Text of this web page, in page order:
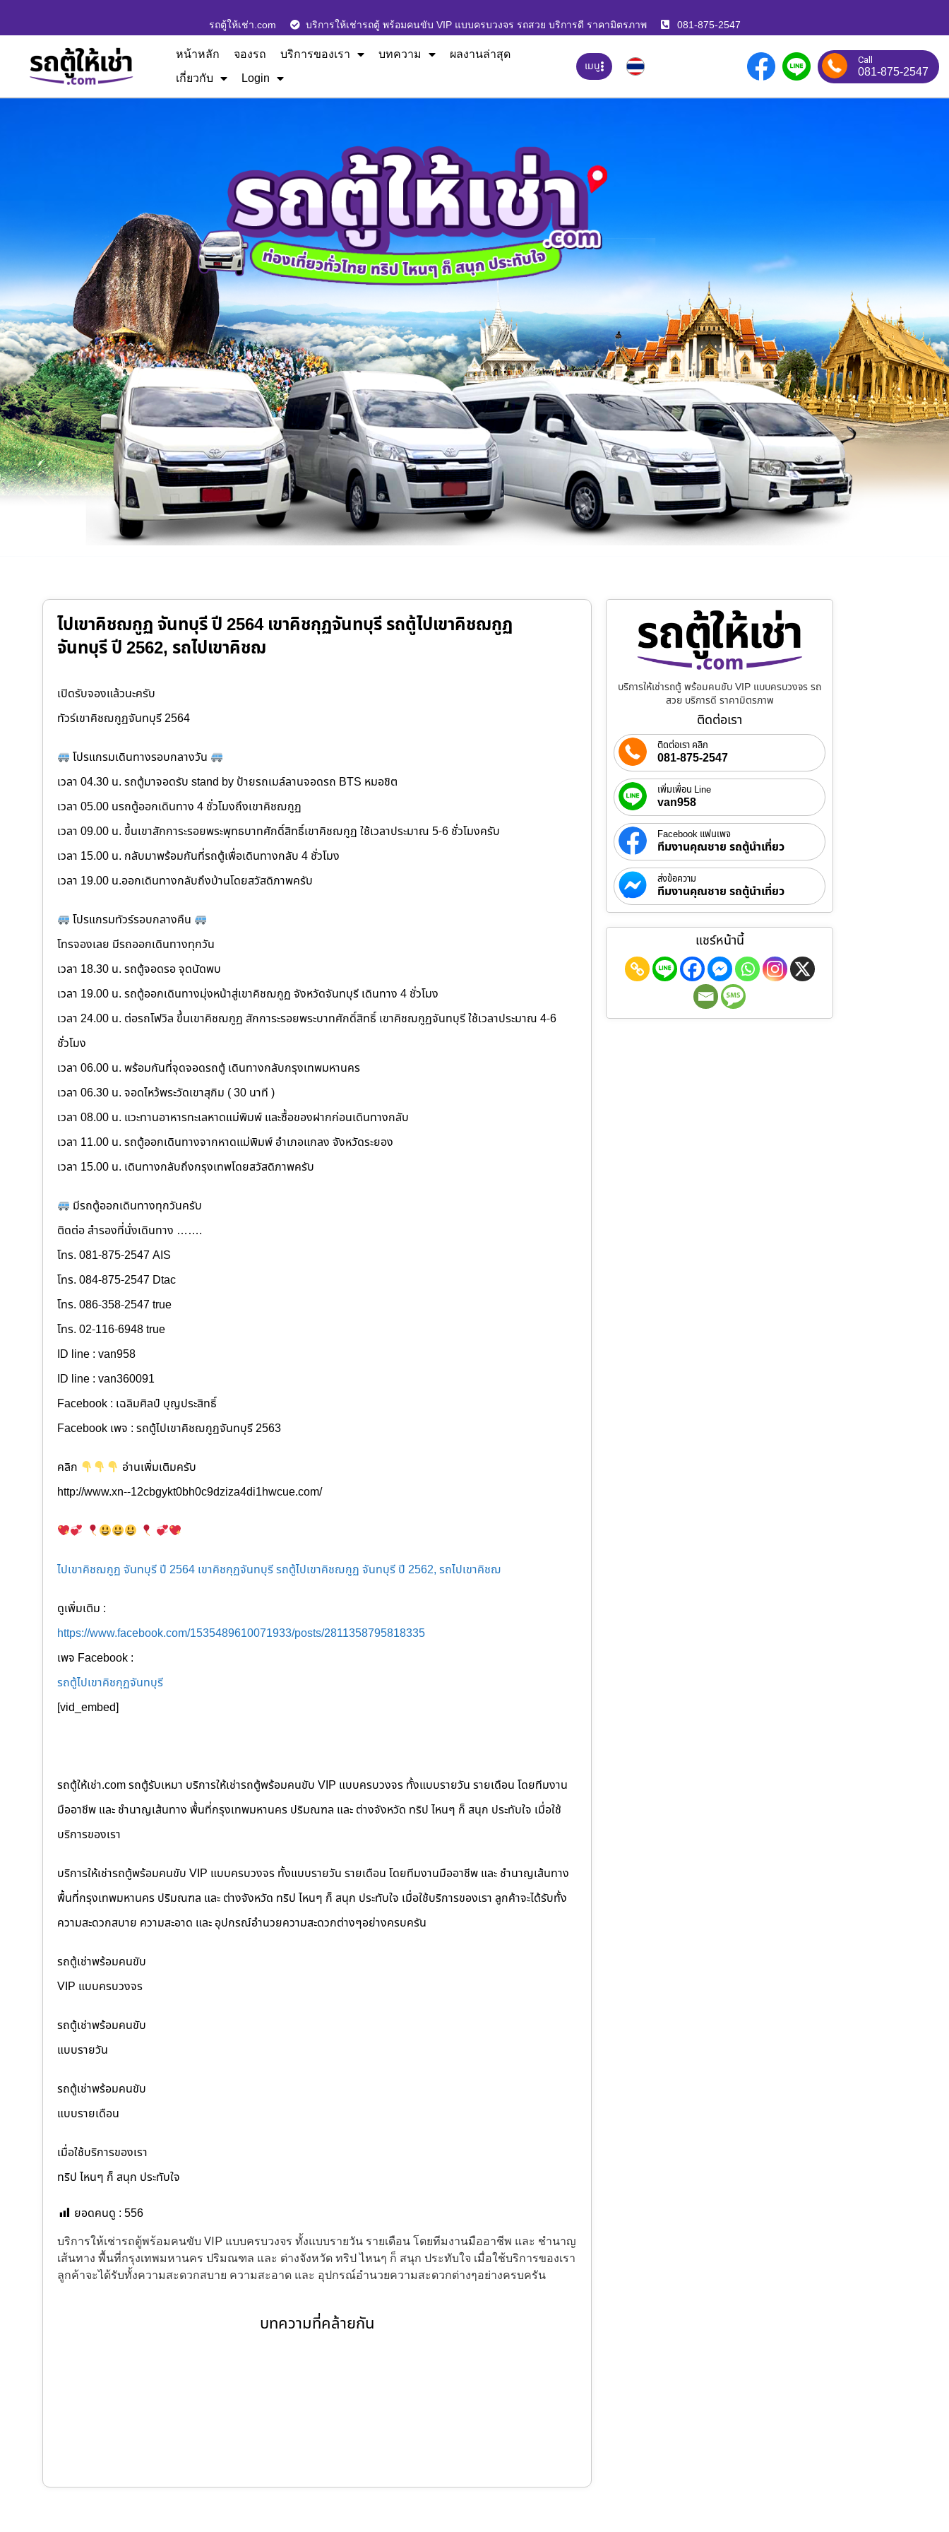
รถตู้ให้เช่า.com บริการให้เช่ารถตู้ พร้อมคนขับ VIP แบบครบวงจร รถสวย บริการดี ราคามิตรภาพ 081-875-2547
หน้าหลัก จองรถ บริการของเรา บทความ
ผลงานล่าสุด
เกี่ยวกับ
Login
เมนู Call
081-875-2547
ไปเขาคิชฌกูฏ จันทบุรี ปี 2564 เขาคิชกุฏจันทบุรี รถตู้ไปเขาคิชฌกูฏ
จันทบุรี ปี 2562, รถไปเขาคิชฌ
เปิดรับจองแล้วนะครับ
ทัวร์เขาคิชฌกูฏจันทบุรี 2564
โปรแกรมเดินทางรอบกลางวัน
เวลา 04.30 น. รถตู้มาจอดรับ stand by ป้ายรถเมล์ลานจอดรถ BTS หมอชิต
เวลา 05.00 นรถตู้ออกเดินทาง 4 ชั่วโมงถึงเขาคิชฌกูฏ
เวลา 09.00 น. ขึ้นเขาสักการะรอยพระพุทธบาทศักดิ์สิทธิ์เขาคิชฌกูฏ ใช้เวลาประมาณ 5-6 ชั่วโมงครับ
เวลา 15.00 น. กลับมาพร้อมกันที่รถตู้เพื่อเดินทางกลับ 4 ชั่วโมง
เวลา 19.00 น.ออกเดินทางกลับถึงบ้านโดยสวัสดิภาพครับ
โปรแกรมทัวร์รอบกลางคืน
โทรจองเลย มีรถออกเดินทางทุกวัน
เวลา 18.30 น. รถตู้จอดรอ จุดนัดพบ
เวลา 19.00 น. รถตู้ออกเดินทางมุ่งหน้าสู่เขาคิชฌกูฏ จังหวัดจันทบุรี เดินทาง 4 ชั่วโมง
เวลา 24.00 น. ต่อรถโฟวิล ขึ้นเขาคิชฌกูฏ สักการะรอยพระบาทศักดิ์สิทธิ์ เขาคิชฌกูฏจันทบุรี ใช้เวลาประมาณ 4-6
ชั่วโมง
เวลา 06.00 น. พร้อมกันที่จุดจอดรถตู้ เดินทางกลับกรุงเทพมหานคร
เวลา 06.30 น. จอดไหว้พระวัดเขาสุกิม ( 30 นาที )
เวลา 08.00 น. แวะทานอาหารทะเลหาดแม่พิมพ์ และซื้อของฝากก่อนเดินทางกลับ
เวลา 11.00 น. รถตู้ออกเดินทางจากหาดแม่พิมพ์ อำเภอแกลง จังหวัดระยอง
เวลา 15.00 น. เดินทางกลับถึงกรุงเทพโดยสวัสดิภาพครับ
มีรถตู้ออกเดินทางทุกวันครับ
ติดต่อ สำรองที่นั่งเดินทาง …….
โทร. 081-875-2547 AIS
โทร. 084-875-2547 Dtac
โทร. 086-358-2547 true
โทร. 02-116-6948 true
ID line : van958
ID line : van360091
Facebook : เฉลิมศิลป์ บุญประสิทธิ์
Facebook เพจ : รถตู้ไปเขาคิชฌกูฏจันทบุรี 2563
คลิก
อ่านเพิ่มเติมครับ
http://www.xn--12cbgykt0bh0c9dziza4di1hwcue.com/
ไปเขาคิชฌกูฏ จันทบุรี ปี 2564 เขาคิชกุฏจันทบุรี รถตู้ไปเขาคิชฌกูฏ จันทบุรี ปี 2562, รถไปเขาคิชฌ
ดูเพิ่มเติม :
https://www.facebook.com/1535489610071933/posts/2811358795818335
เพจ Facebook :
รถตู้ไปเขาคิชกุฏจันทบุรี
[vid_embed]
รถตู้ให้เช่า.com รถตู้รับเหมา บริการให้เช่ารถตู้พร้อมคนขับ VIP แบบครบวงจร ทั้งแบบรายวัน รายเดือน โดยทีมงาน
มืออาชีพ และ ชำนาญเส้นทาง พื้นที่กรุงเทพมหานคร ปริมณฑล และ ต่างจังหวัด ทริป ไหนๆ ก็ สนุก ประทับใจ เมื่อใช้
บริการของเรา
บริการให้เช่ารถตู้พร้อมคนขับ VIP แบบครบวงจร ทั้งแบบรายวัน รายเดือน โดยทีมงานมืออาชีพ และ ชำนาญเส้นทาง
พื้นที่กรุงเทพมหานคร ปริมณฑล และ ต่างจังหวัด ทริป ไหนๆ ก็ สนุก ประทับใจ เมื่อใช้บริการของเรา ลูกค้าจะได้รับทั้ง
ความสะดวกสบาย ความสะอาด และ อุปกรณ์อำนวยความสะดวกต่างๆอย่างครบครัน
รถตู้เช่าพร้อมคนขับ
VIP แบบครบวงจร
รถตู้เช่าพร้อมคนขับ
แบบรายวัน
รถตู้เช่าพร้อมคนขับ
แบบรายเดือน
เมื่อใช้บริการของเรา
ทริป ไหนๆ ก็ สนุก ประทับใจ
ยอดคนดู : 556
บริการให้เช่ารถตู้พร้อมคนขับ VIP แบบครบวงจร ทั้งแบบรายวัน รายเดือน โดยทีมงานมืออาชีพ และ ชำนาญ
เส้นทาง พื้นที่กรุงเทพมหานคร ปริมณฑล และ ต่างจังหวัด ทริป ไหนๆ ก็ สนุก ประทับใจ เมื่อใช้บริการของเรา
ลูกค้าจะได้รับทั้งความสะดวกสบาย ความสะอาด และ อุปกรณ์อำนวยความสะดวกต่างๆอย่างครบครัน
บทความที่คล้ายกัน
บริการให้เช่ารถตู้ พร้อมคนขับ VIP แบบครบวงจร รถ
สวย บริการดี ราคามิตรภาพ
ติดต่อเรา
ติดต่อเรา คลิก
081-875-2547
เพิ่มเพื่อน Line
van958
Facebook แฟนเพจ
ทีมงานคุณชาย รถตู้นำเที่ยว
ส่งข้อความ
ทีมงานคุณชาย รถตู้นำเที่ยว
แชร์หน้านี้